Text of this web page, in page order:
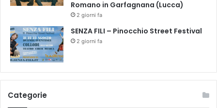
Romano in Garfagnana (Lucca)
2 giorni fa
SENZA FILI – Pinocchio Street Festival
2 giorni fa
Categorie